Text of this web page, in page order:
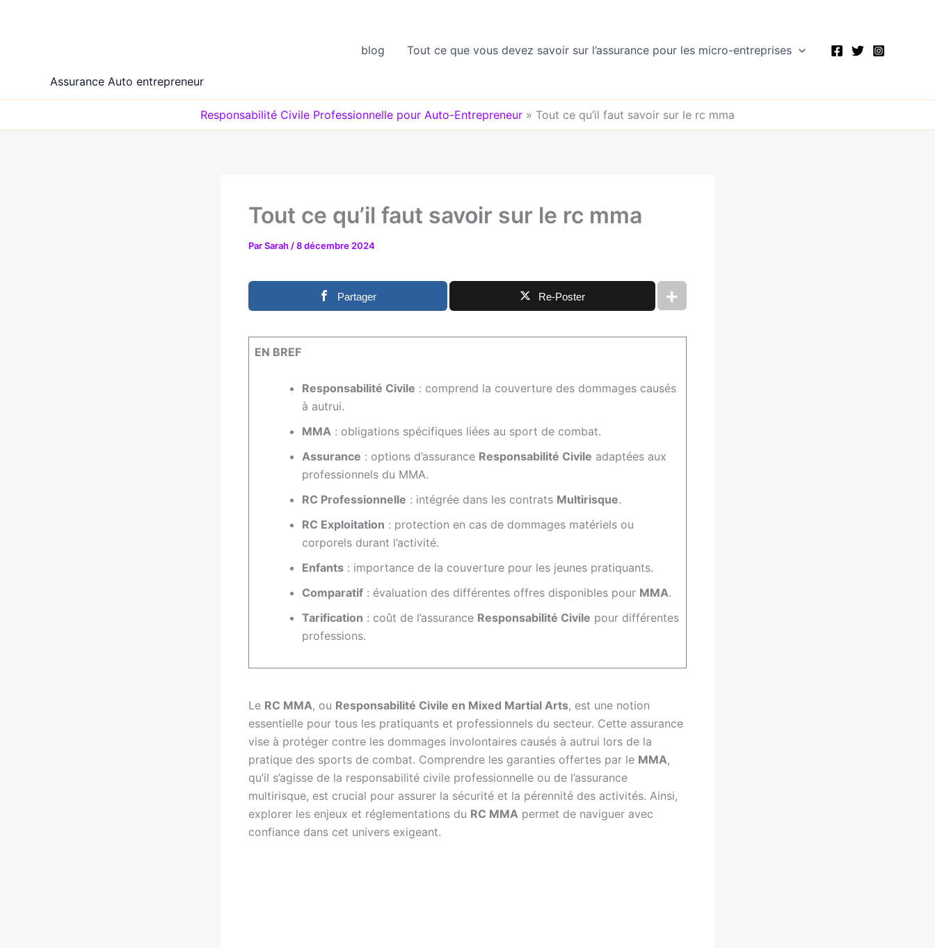
Assurance Auto entrepreneur
blog Tout ce que vous devez savoir sur l’assurance pour les micro-entreprises
Responsabilité Civile Professionnelle pour Auto-Entrepreneur » Tout ce qu’il faut savoir sur le rc mma
Tout ce qu’il faut savoir sur le rc mma
ParSarah /8 décembre 2024
Partager Re-Poster
EN BREF
Responsabilité Civile : comprend la couverture des dommages causés
à autrui.
MMA : obligations spécifiques liées au sport de combat.
Assurance : options d’assurance Responsabilité Civile adaptées aux
professionnels du MMA.
RC Professionnelle : intégrée dans les contrats Multirisque.
RC Exploitation : protection en cas de dommages matériels ou
corporels durant l’activité.
Enfants : importance de la couverture pour les jeunes pratiquants.
Comparatif : évaluation des différentes offres disponibles pour MMA.
Tarification : coût de l’assurance Responsabilité Civile pour différentes
professions.
Le RC MMA, ou Responsabilité Civile en Mixed Martial Arts, est une notion
essentielle pour tous les pratiquants et professionnels du secteur. Cette assurance
vise à protéger contre les dommages involontaires causés à autrui lors de la
pratique des sports de combat. Comprendre les garanties offertes par le MMA,
qu’il s’agisse de la responsabilité civile professionnelle ou de l’assurance
multirisque, est crucial pour assurer la sécurité et la pérennité des activités. Ainsi,
explorer les enjeux et réglementations du RC MMA permet de naviguer avec
confiance dans cet univers exigeant.